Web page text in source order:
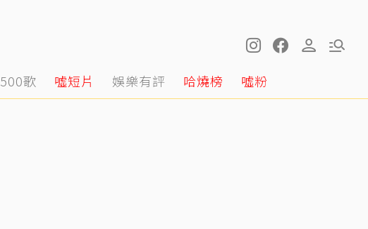
500歌 噓短片 娛樂有評 哈燒榜 噓粉